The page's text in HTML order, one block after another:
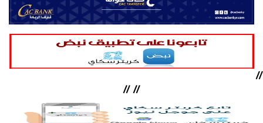
//
//
//